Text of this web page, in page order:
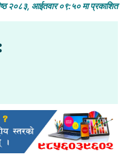
२०८३, आईतवार ०९:५० मा प्रकाशित